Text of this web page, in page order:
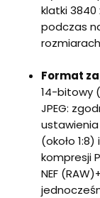
klatki 3840
podczas
rozmiarach
Format
14-bitowy
JPEG:
ustawienia
(około
kompresji
NEF